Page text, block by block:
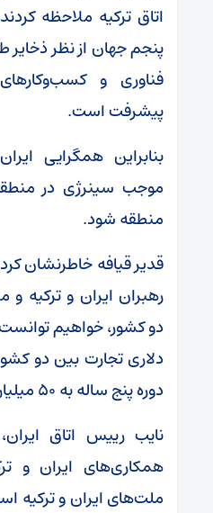
اتاق ترکیه ملاحظه
پنجم جهان از نظر ذخایر
فناوری و
پیشرفت است.
بنابراین همگرایی
موجب سینرژی در
منطقه شود.
قدیر قیافه خاطرنشان
رهبران ایران و
دلاری تجارت بین دو
دوره پنج ساله به ۵۰ میلیارد دلار برسانیم.
نایب رییس اتاق
همکاری‌های ایران و
ملت‌های ایران و ترکیه